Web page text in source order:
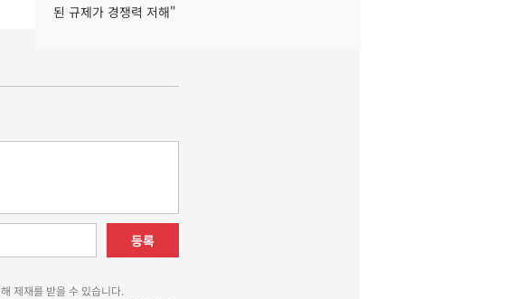
된 규제가 경쟁력 저해"
등록
제재를 받을 수 있습니다.